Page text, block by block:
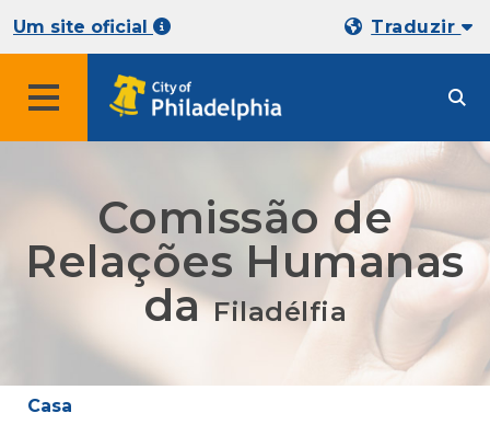
Um site oficial Traduzir
Comissão de
Relações Humanas
daFiladélfia
Casa